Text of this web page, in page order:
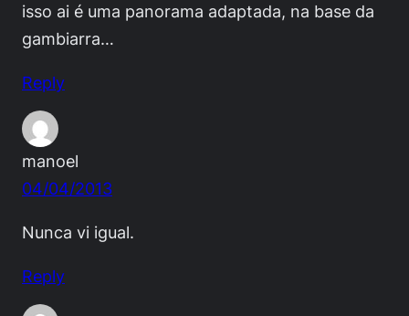
isso ai é uma panorama adaptada, na base da
gambiarra…
Reply
manoel
04/04/2013
Nunca vi igual.
Reply